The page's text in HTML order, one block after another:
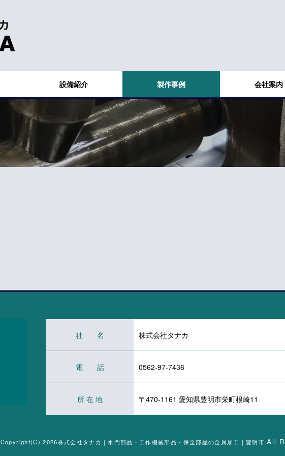
設備紹介 製作事例 会社案内
社 名 株式会社タナカ
電 話 0562-97-7436
所 在 地 〒470-1161 愛知県豊明市栄町根崎11
Copyright(C) 2026株式会社タナカ｜水門部品・工作機械部品・保全部品の金属加工｜豊明市.All